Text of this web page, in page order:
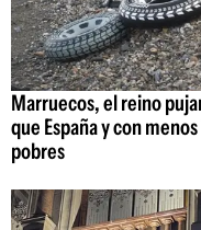
Marruecos, el reino
que España y con
pobres